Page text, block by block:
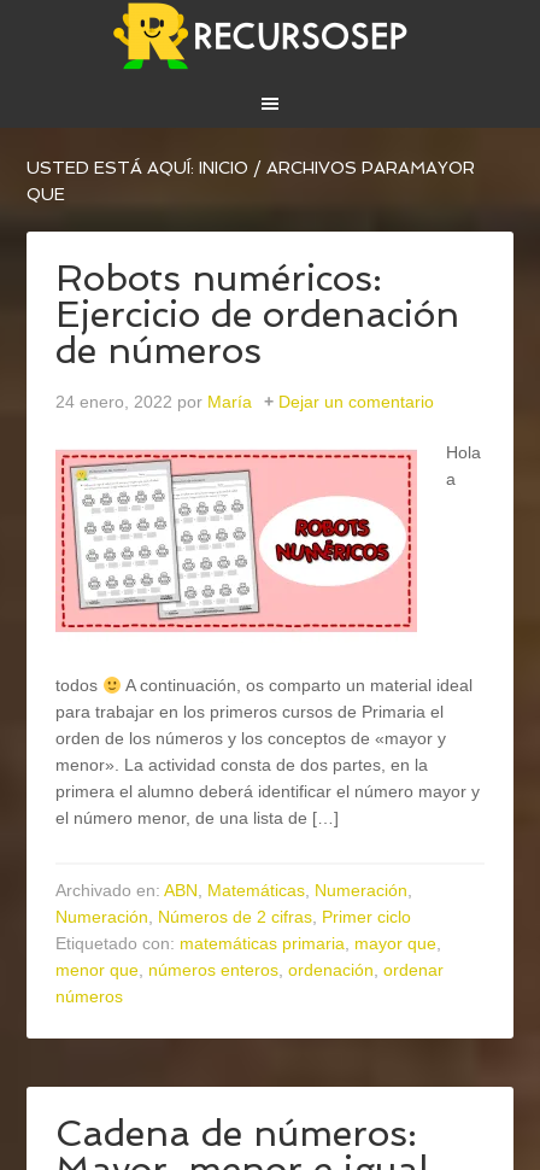
USTED ESTÁ AQUÍ:INICIO / ARCHIVOS PARAMAYOR
QUE
Robots numéricos:
Ejercicio de ordenación
de números
24 enero, 2022 por María Dejar un comentario
Hola
a
todos
A continuación, os comparto un material ideal
para trabajar en los primeros cursos de Primaria el
orden de los números y los conceptos de «mayor y
menor». La actividad consta de dos partes, en la
primera el alumno deberá identificar el número mayor y
el número menor, de una lista de […]
Archivado en:ABN, Matemáticas, Numeración,
Numeración, Números de 2 cifras, Primer ciclo
Etiquetado con: matemáticas primaria, mayor que,
menor que, números enteros,ordenación,ordenar
números
Cadena de números: